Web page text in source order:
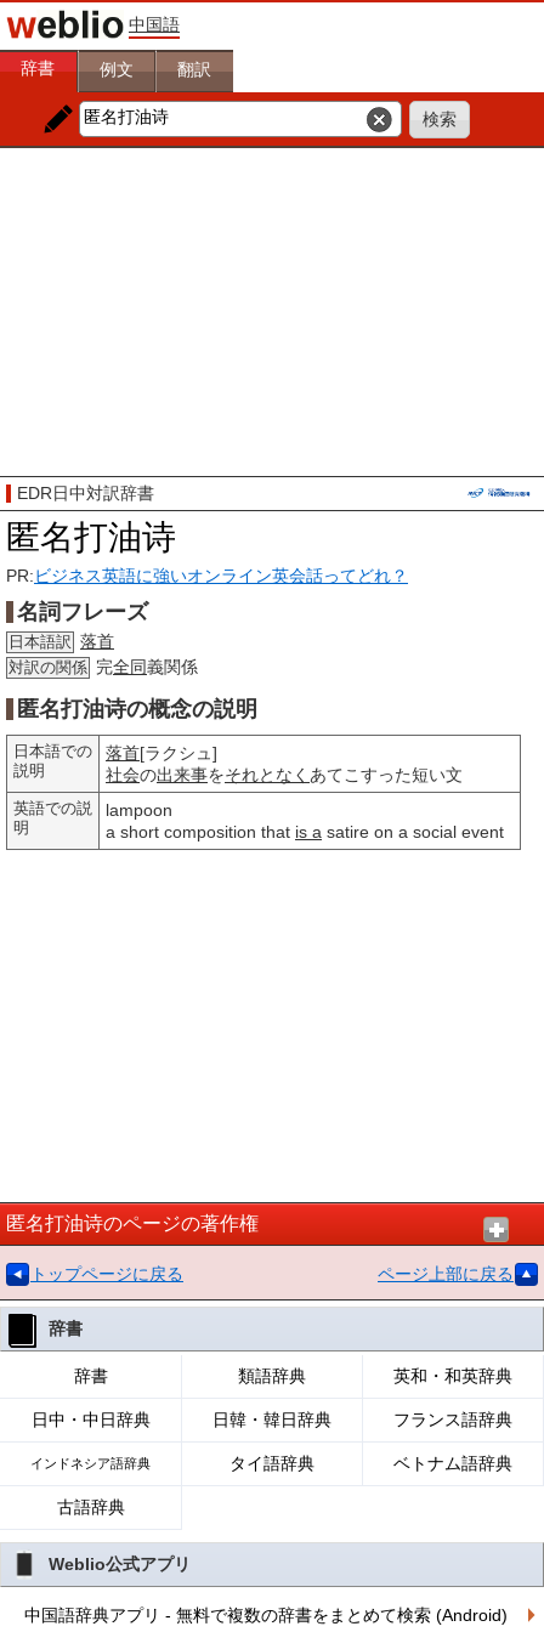
中国語
辞書 例文 翻訳
EDR日中対訳辞書
匿名打油诗
PR:ビジネス英語に強いオンライン英会話ってどれ？
名詞フレーズ
日本語訳 落首
対訳の関係 完全同義関係
匿名打油诗の概念の説明
日本語での
説明
落首[ラクシュ]
社会の出来事をそれとなく あてこすった短い文
英語での説
明
lampoon
a short composition that is a satire on a social event
匿名打油诗のページの著作権
トップページに戻る ページ上部に戻る
辞書
辞書 類語辞典 英和・和英辞典
日中・中日辞典 日韓・韓日辞典 フランス語辞典
インドネシア語辞典 タイ語辞典 ベトナム語辞典
古語辞典
Weblio公式アプリ
中国語辞典アプリ - 無料で複数の辞書をまとめて検索 (Android)